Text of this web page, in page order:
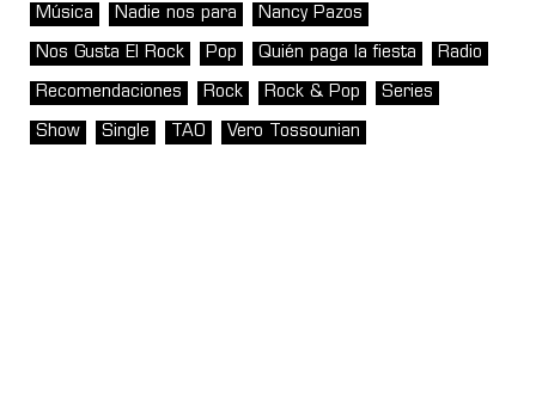
Música Nadie nos para Nancy Pazos
Nos Gusta El Rock Pop Quién paga la fiesta Radio
Recomendaciones Rock Rock & Pop Series
Show Single TAO Vero Tossounian